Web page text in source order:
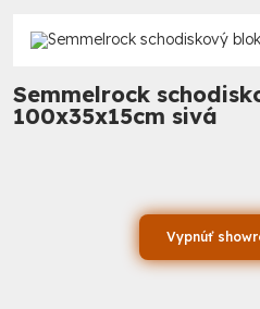
Semmelrock
100x35x15cm sivá
Vypnúť